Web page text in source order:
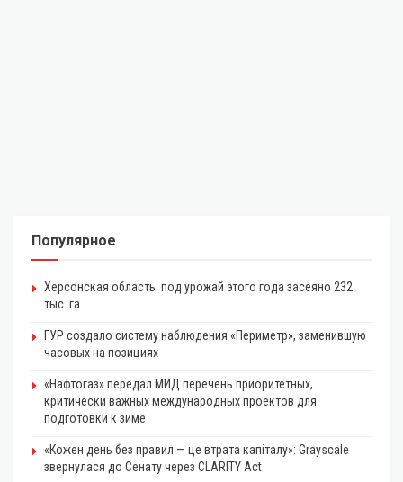
Популярное
Херсонская область: под урожай этого года засеяно 232
тыс. га
ГУР создало систему наблюдения «Периметр», заменившую
часовых на позициях
«Нафтогаз» передал МИД перечень приоритетных,
критически важных международных проектов для
подготовки к зиме
«Кожен день без правил — це втрата капіталу»: Grayscale
звернулася до Сенату через CLARITY Act